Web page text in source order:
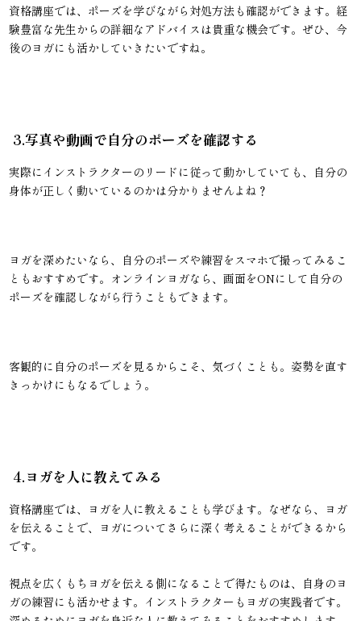
資格講座では、ポーズを学びながら対処方法も確認ができます。経
験豊富な先生からの詳細なアドバイスは貴重な機会です。ぜひ、今
後のヨガにも活かしていきたいですね。
3.写真や動画で自分のポーズを確認する
実際にインストラクターのリードに従って動かしていても、自分の
身体が正しく動いているのかは分かりませんよね？
ヨガを深めたいなら、自分のポーズや練習をスマホで撮ってみるこ
ともおすすめです。オンラインヨガなら、画面をONにして自分の
ポーズを確認しながら行うこともできます。
客観的に自分のポーズを見るからこそ、気づくことも。姿勢を直す
きっかけにもなるでしょう。
4.ヨガを人に教えてみる
資格講座では、ヨガを人に教えることも学びます。なぜなら、ヨガ
を伝えることで、ヨガについてさらに深く考えることができるから
です。
視点を広くもちヨガを伝える側になることで得たものは、自身のヨ
ガの練習にも活かせます。インストラクターもヨガの実践者です。